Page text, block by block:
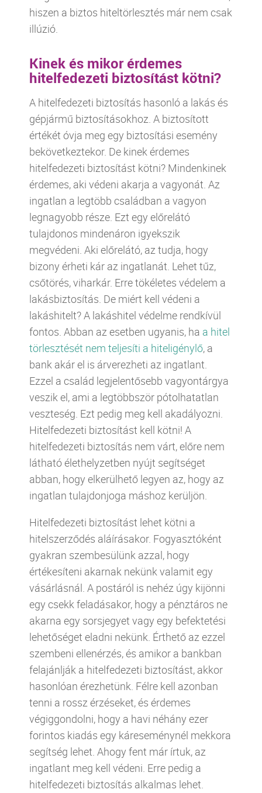
hiszen a biztos hiteltörlesztés már nem csak
illúzió.
Kinek és mikor érdemes
hitelfedezeti biztosítást kötni?
A hitelfedezeti biztosítás hasonló a lakás és
gépjármű biztosításokhoz. A biztosított
értékét óvja meg egy biztosítási esemény
bekövetkeztekor. De kinek érdemes
hitelfedezeti biztosítást kötni? Mindenkinek
érdemes, aki védeni akarja a vagyonát. Az
ingatlan a legtöbb családban a vagyon
legnagyobb része. Ezt egy előrelátó
tulajdonos mindenáron igyekszik
megvédeni. Aki előrelátó, az tudja, hogy
bizony érheti kár az ingatlanát. Lehet tűz,
csőtörés, viharkár. Erre tökéletes védelem a
lakásbiztosítás. De miért kell védeni a
lakáshitelt? A lakáshitel védelme rendkívül
fontos. Abban az esetben ugyanis, ha a hitel
törlesztését nem teljesíti a hiteligénylő, a
bank akár el is árverezheti az ingatlant.
Ezzel a család legjelentősebb vagyontárgya
veszik el, ami a legtöbbször pótolhatatlan
veszteség. Ezt pedig meg kell akadályozni.
Hitelfedezeti biztosítást kell kötni! A
hitelfedezeti biztosítás nem várt, előre nem
látható élethelyzetben nyújt segítséget
abban, hogy elkerülhető legyen az, hogy az
ingatlan tulajdonjoga máshoz kerüljön.
Hitelfedezeti biztosítást lehet kötni a
hitelszerződés aláírásakor. Fogyasztóként
gyakran szembesülünk azzal, hogy
értékesíteni akarnak nekünk valamit egy
vásárlásnál. A postáról is nehéz úgy kijönni
egy csekk feladásakor, hogy a pénztáros ne
akarna egy sorsjegyet vagy egy befektetési
lehetőséget eladni nekünk. Érthető az ezzel
szembeni ellenérzés, és amikor a bankban
felajánlják a hitelfedezeti biztosítást, akkor
hasonlóan érezhetünk. Félre kell azonban
tenni a rossz érzéseket, és érdemes
végiggondolni, hogy a havi néhány ezer
forintos kiadás egy káreseménynél mekkora
segítség lehet. Ahogy fent már írtuk, az
ingatlant meg kell védeni. Erre pedig a
hitelfedezeti biztosítás alkalmas lehet.